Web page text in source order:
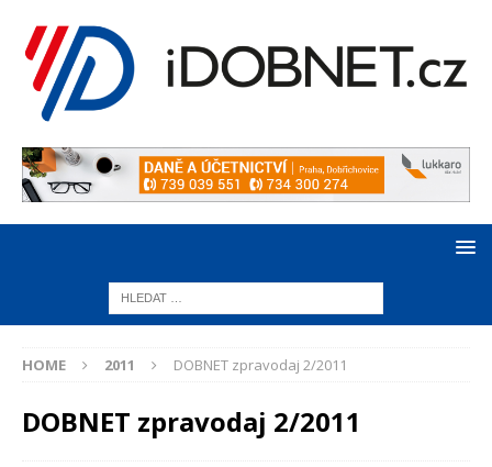
HOME 2011 DOBNET zpravodaj 2/2011
DOBNET zpravodaj 2/2011